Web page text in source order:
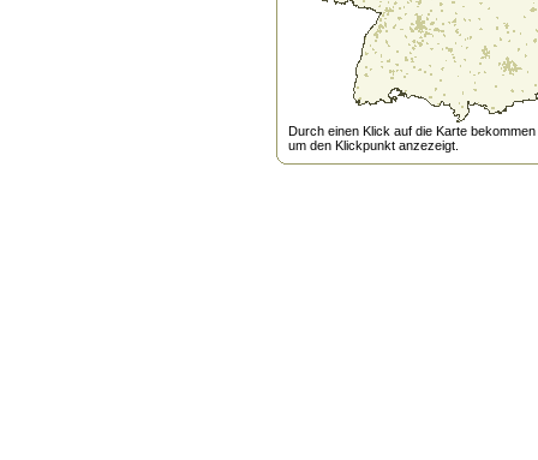
Durch einen Klick auf die Karte
um den Klickpunkt anzezeigt.